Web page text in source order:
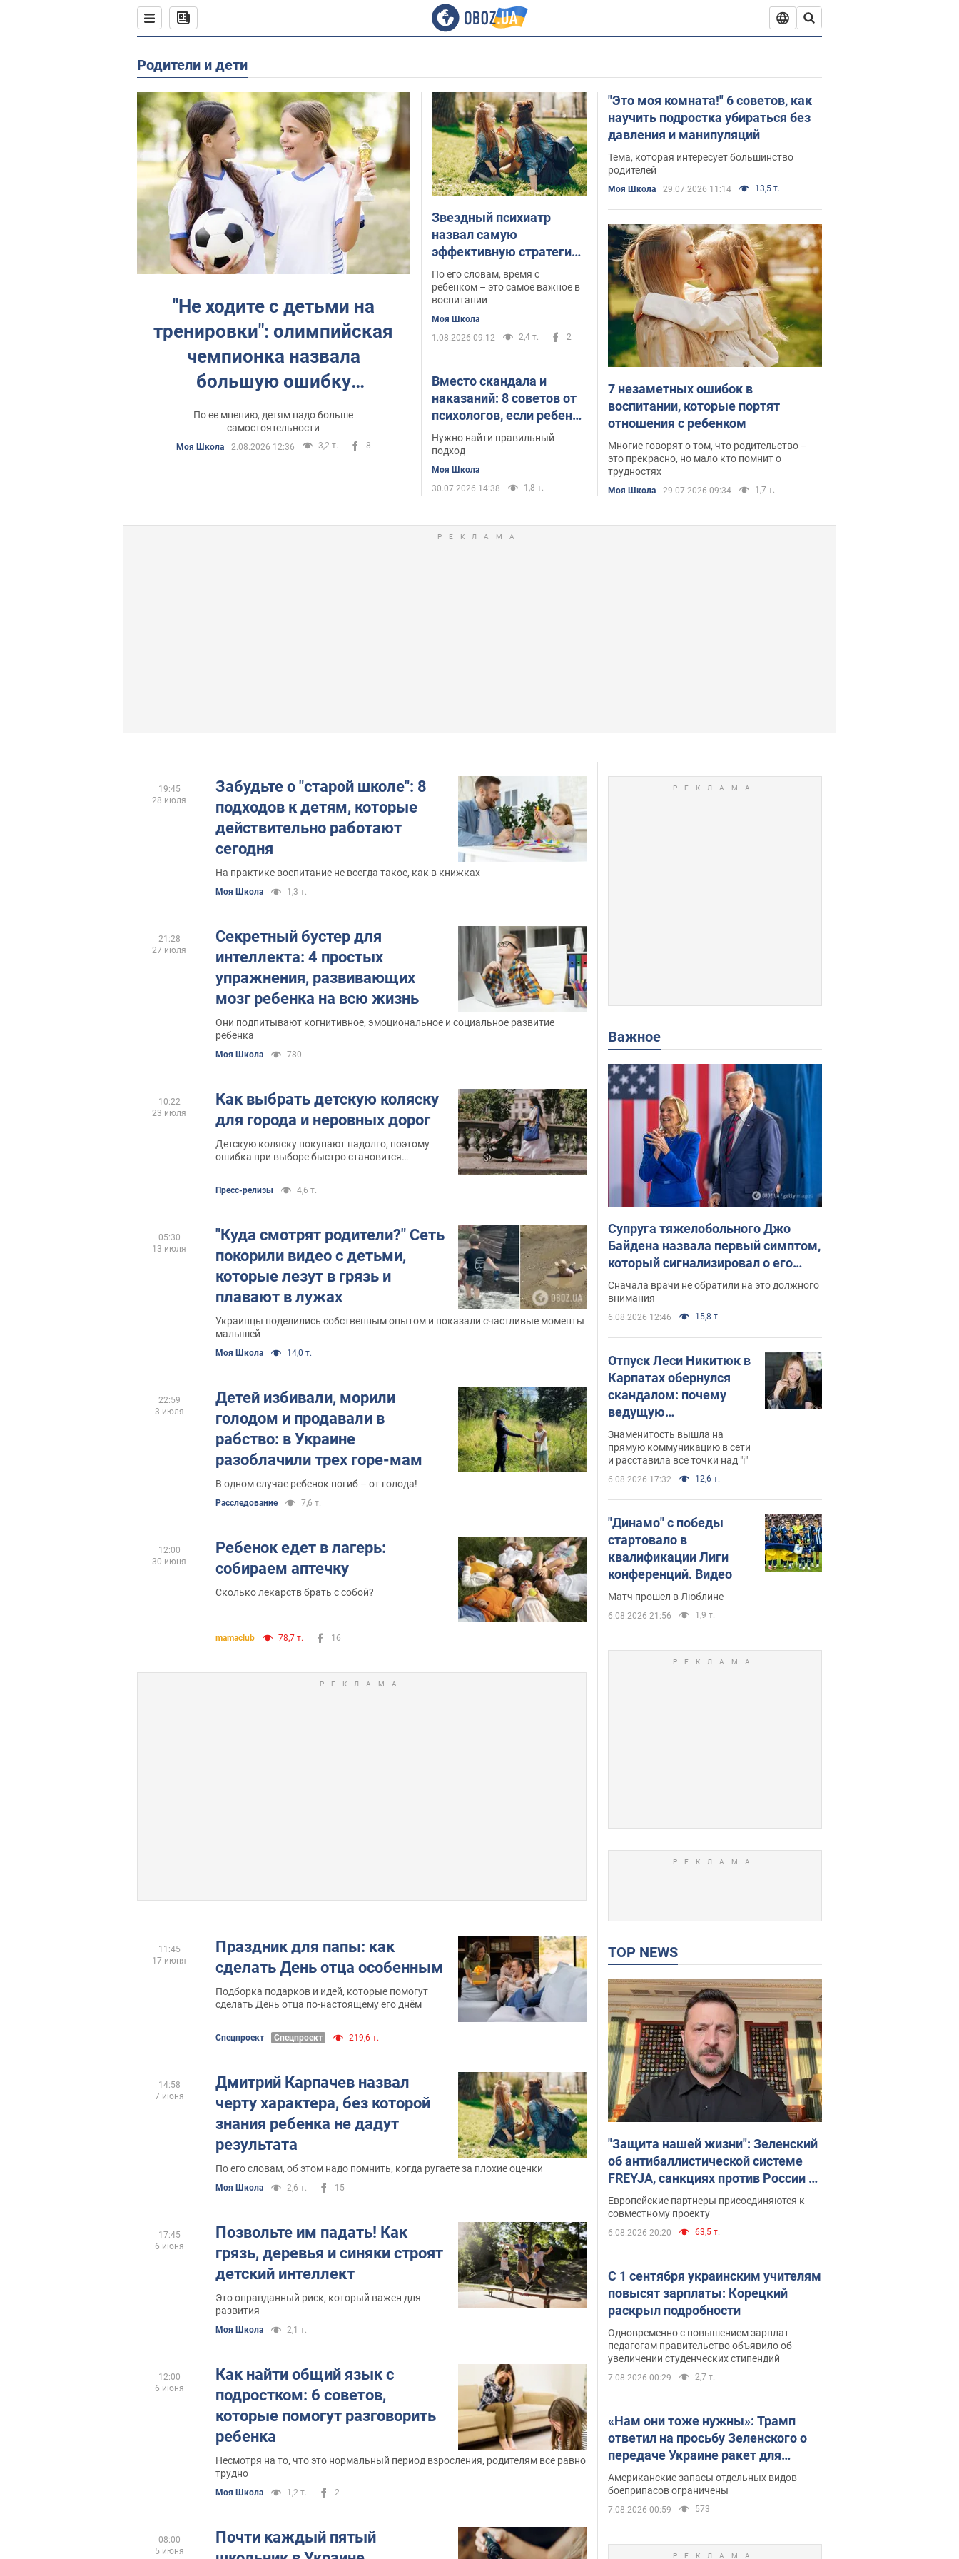
Родители и дети
"Не ходите с детьми на
тренировки": олимпийская
чемпионка назвала
большую ошибку
родителей
По ее мнению, детям надо больше
самостоятельности
Моя Школа 2.08.2026 12:36 3,2 т. 8
Звездный психиатр
назвал самую
эффективную стратегию
воспитания детей:
достаточно всего 20
минут в день
По его словам, время с
ребенком – это самое важное в
воспитании
Моя Школа
1.08.2026 09:12
2,4 т. 2
Вместо скандала и
наказаний: 8 советов от
психологов, если ребенок
лжет
Нужно найти правильный
подход
Моя Школа
30.07.2026 14:38
1,8 т.
"Это моя комната!" 6 советов, как
научить подростка убираться без
давления и манипуляций
Тема, которая интересует большинство
родителей
Моя Школа 29.07.2026 11:14 13,5 т.
7 незаметных ошибок в
воспитании, которые портят
отношения с ребенком
Многие говорят о том, что родительство –
это прекрасно, но мало кто помнит о
трудностях
Моя Школа 29.07.2026 09:34 1,7 т.
Забудьте о "старой школе": 8
подходов к детям, которые
действительно работают
сегодня
На практике воспитание не всегда такое, как в книжках
Моя Школа 1,3 т.
19:45
28 июля
Секретный бустер для
интеллекта: 4 простых
упражнения, развивающих
мозг ребенка на всю жизнь
Они подпитывают когнитивное, эмоциональное и социальное развитие
ребенка
Моя Школа 780
21:28
27 июля
Как выбрать детскую коляску
для города и неровных дорог
Детскую коляску покупают надолго, поэтому
ошибка при выборе быстро становится
Пресс-релизы 4,6 т.
10:22
23 июля
"Куда смотрят родители?" Сеть
покорили видео с детьми,
которые лезут в грязь и
плавают в лужах
Украинцы поделились собственным опытом и показали счастливые моменты
малышей
Моя Школа 14,0 т.
05:30
13 июля
Детей избивали, морили
голодом и продавали в
рабство: в Украине
разоблачили трех горе-мам
В одном случае ребенок погиб – от голода!
Расследование 7,6 т.
22:59
3 июля
Ребенок едет в лагерь:
собираем аптечку
Сколько лекарств брать с собой?
mamaclub 78,7 т. 16
12:00
30 июня
Праздник для папы: как
сделать День отца особенным
Подборка подарков и идей, которые помогут
сделать День отца по-настоящему его днём
Спецпроект Спецпроект 219,6 т.
11:45
17 июня
Дмитрий Карпачев назвал
черту характера, без которой
знания ребенка не дадут
результата
По его словам, об этом надо помнить, когда ругаете за плохие оценки
Моя Школа 2,6 т. 15
14:58
7 июня
Позвольте им падать! Как
грязь, деревья и синяки строят
детский интеллект
Это оправданный риск, который важен для
развития
Моя Школа 2,1 т.
17:45
6 июня
Как найти общий язык с
подростком: 6 советов,
которые помогут разговорить
ребенка
Несмотря на то, что это нормальный период взросления, родителям все равно
трудно
Моя Школа 1,2 т. 2
12:00
6 июня
Почти каждый пятый
08:00
5 июня
Важное
Супруга тяжелобольного Джо
Байдена назвала первый симптом,
который сигнализировал о его
"агрессивном" раке
Сначала врачи не обратили на это должного
внимания
6.08.2026 12:46 15,8 т.
Отпуск Леси Никитюк в
Карпатах обернулся
скандалом: почему
ведущую
несправедливо
захейтили
Знаменитость вышла на
прямую коммуникацию в сети
и расставила все точки над "i"
6.08.2026 17:32 12,6 т.
"Динамо" с победы
стартовало в
квалификации Лиги
конференций. Видео
Матч прошел в Люблине
6.08.2026 21:56 1,9 т.
TOP NEWS
"Защита нашей жизни": Зеленский
об антибаллистической системе
FREYJA, санкциях против России и
поддержке аграриев. Видео
Европейские партнеры присоединяются к
совместному проекту
6.08.2026 20:20 63,5 т.
С 1 сентября украинским учителям
повысят зарплаты: Корецкий
раскрыл подробности
Одновременно с повышением зарплат
педагогам правительство объявило об
увеличении студенческих стипендий
7.08.2026 00:29 2,7 т.
«Нам они тоже нужны»: Трамп
ответил на просьбу Зеленского о
передаче Украине ракет для
Patriot
Американские запасы отдельных видов
боеприпасов ограничены
7.08.2026 00:59 573